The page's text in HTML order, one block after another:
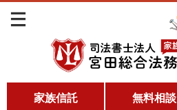
家族信託 無料相談